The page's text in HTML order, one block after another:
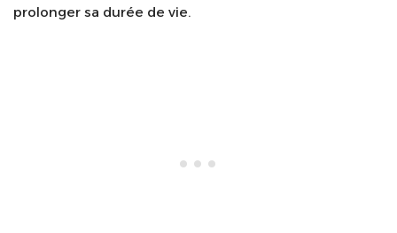
prolonger sa durée de vie.